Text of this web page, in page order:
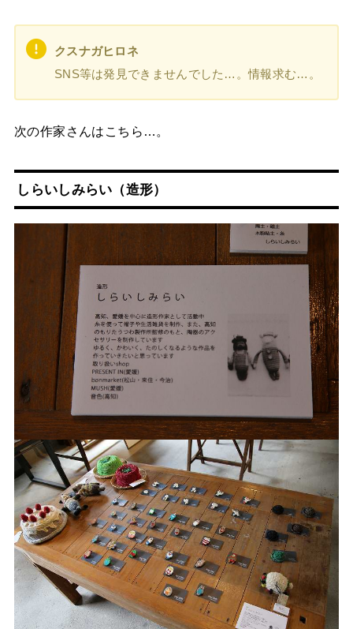
クスナガヒロネ
SNS等は発見できませんでした…。情報求む…。
次の作家さんはこちら…。
しらいしみらい （造形）